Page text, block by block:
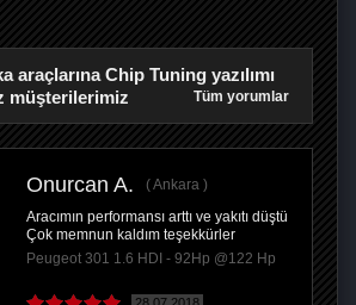
araçlarına Chip Tuning yazılımı
müşterilerimiz
Tüm yorumlar
Onurcan A.
Ankara
Aracımın performansı arttı ve yakıtı düştü
Çok memnun kaldım teşekkürler
Peugeot 301 1.6 HDI - 92Hp @122 Hp